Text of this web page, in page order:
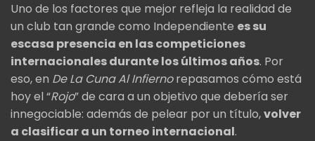
Uno de los factores que mejor refleja la realidad de
un club tan grande como Independiente es su
escasa presencia en las competiciones
internacionales durante los últimos años. Por
eso, en De La Cuna Al Infiernorepasamos cómo está
hoy el “Rojo” de cara a un objetivo que debería ser
innegociable: además de pelear por un título,volver
a clasificar a un torneo internacional.